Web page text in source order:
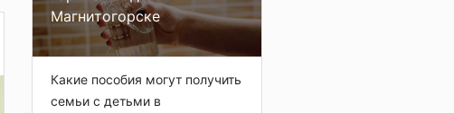
Магнитогорске
Какие пособия могут получить
семьи с детьми в